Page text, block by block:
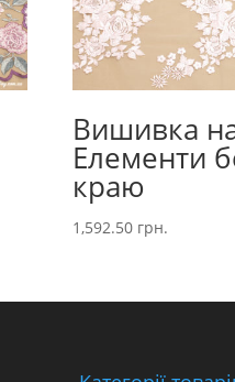
Вишивка на
Елементи
краю
1,592.50 грн.